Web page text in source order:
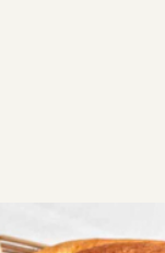
ΣΥΝΤΑΓΕΣ ΑΛΜΥΡΑ